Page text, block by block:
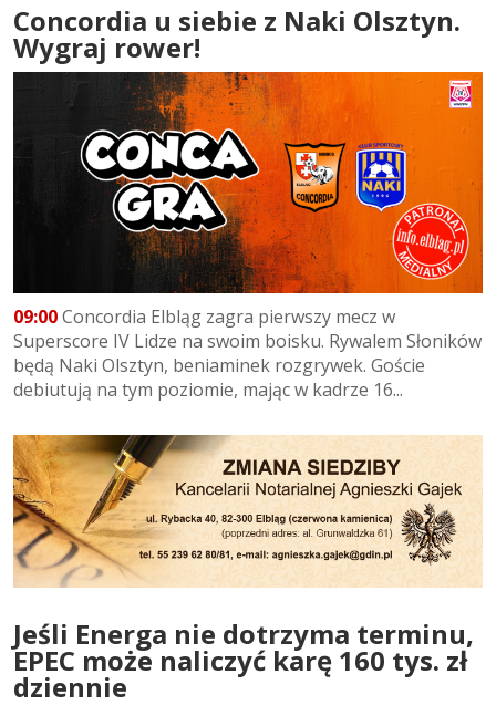
Concordia u siebie z Naki Olsztyn.
Wygraj rower!
09:00Concordia Elbląg zagra pierwszy mecz w
Superscore IV Lidze na swoim boisku. Rywalem Słoników
będą Naki Olsztyn, beniaminek rozgrywek. Goście
debiutują na tym poziomie, mając w kadrze 16...
Jeśli Energa nie dotrzyma terminu,
EPEC może naliczyć karę 160 tys. zł
dziennie